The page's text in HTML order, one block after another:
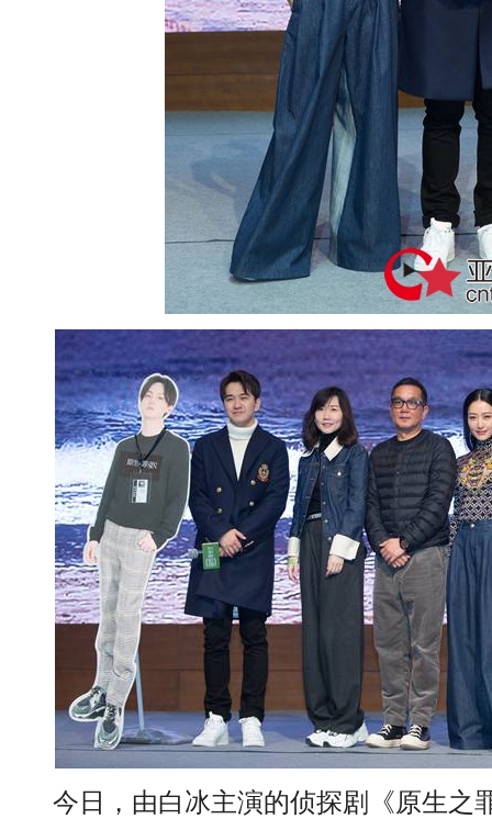
今日，由白冰主演的侦探剧《原生之